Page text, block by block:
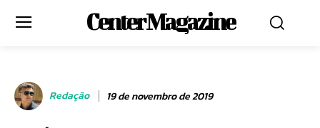
Center Magazine
Redação 19 de novembro de 2019